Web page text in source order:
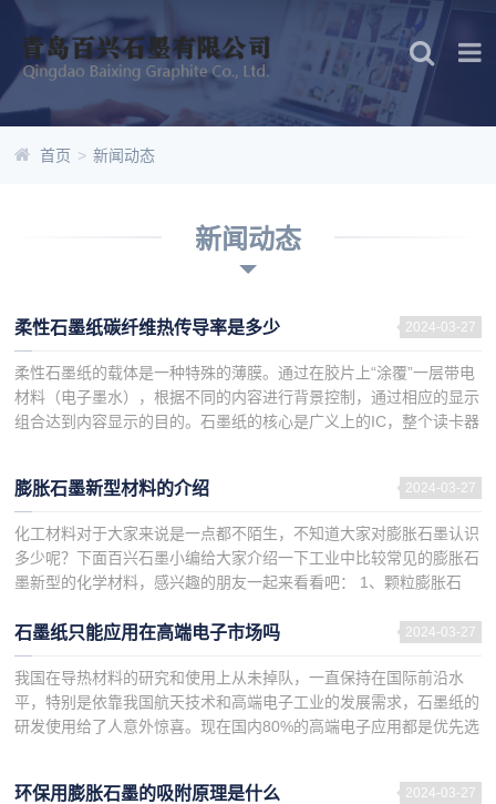
首页 > 新闻动态
新闻动态
2024-03-27
柔性石墨纸碳纤维热传导率是多少
柔性石墨纸的载体是一种特殊的薄膜。通过在胶片上“涂覆”一层带电
材料（电子墨水），根据不同的内容进行背景控制，通过相应的显示
组合达到内容显示的目的。石墨纸的核心是广义上的IC，整个读卡器
2024-03-27
膨胀石墨新型材料的介绍
化工材料对于大家来说是一点都不陌生，不知道大家对膨胀石墨认识
多少呢？下面百兴石墨小编给大家介绍一下工业中比较常见的膨胀石
墨新型的化学材料，感兴趣的朋友一起来看看吧： 1、颗粒膨胀石
2024-03-27
石墨纸只能应用在高端电子市场吗
我国在导热材料的研究和使用上从未掉队，一直保持在国际前沿水
平，特别是依靠我国航天技术和高端电子工业的发展需求，石墨纸的
研发使用给了人意外惊喜。现在国内80%的高端电子应用都是优先选
2024-03-27
环保用膨胀石墨的吸附原理是什么